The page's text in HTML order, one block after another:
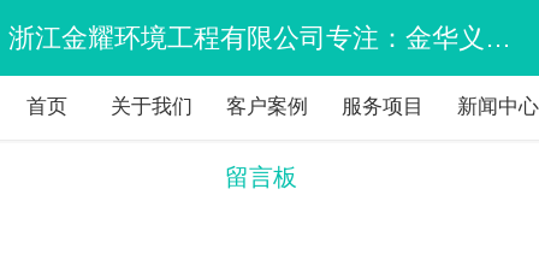
浙江金耀环境工程有限公司专注：金华义乌除甲醛，义乌甲醛检测，义乌甲醛治理，义乌空气检测公司
首页 关于我们 客户案例 服务项目 新闻中心
留言板